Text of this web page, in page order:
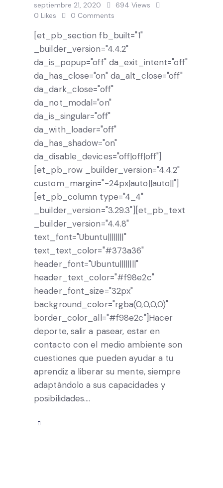
septiembre 21, 2020 694 Views
0 Likes 0 Comments
[et_pb_section fb_built="1"
_builder_version="4.4.2"
da_is_popup="off" da_exit_intent="off"
da_has_close="on" da_alt_close="off"
da_dark_close="off"
da_not_modal="on"
da_is_singular="off"
da_with_loader="off"
da_has_shadow="on"
da_disable_devices="off|off|off"]
[et_pb_row _builder_version="4.4.2"
custom_margin="-24px|auto||auto||"]
[et_pb_column type="4_4"
_builder_version="3.29.3"][et_pb_text
_builder_version="4.4.8"
text_font="Ubuntu||||||||"
text_text_color="#373a36"
header_font="Ubuntu||||||||"
header_text_color="#f98e2c"
header_font_size="32px"
background_color="rgba(0,0,0,0)"
border_color_all="#f98e2c"]Hacer
deporte, salir a pasear, estar en
contacto con el medio ambiente son
cuestiones que pueden ayudar a tu
aprendiz a liberar su mente, siempre
adaptándolo a sus capacidades y
posibilidades.…